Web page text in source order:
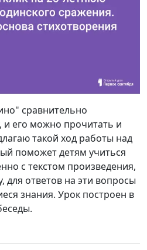
сравнительно
его можно прочитать и
такой ход работы над
поможет детям учиться
с текстом произведения,
для ответов на эти вопросы
знания. Урок построен в